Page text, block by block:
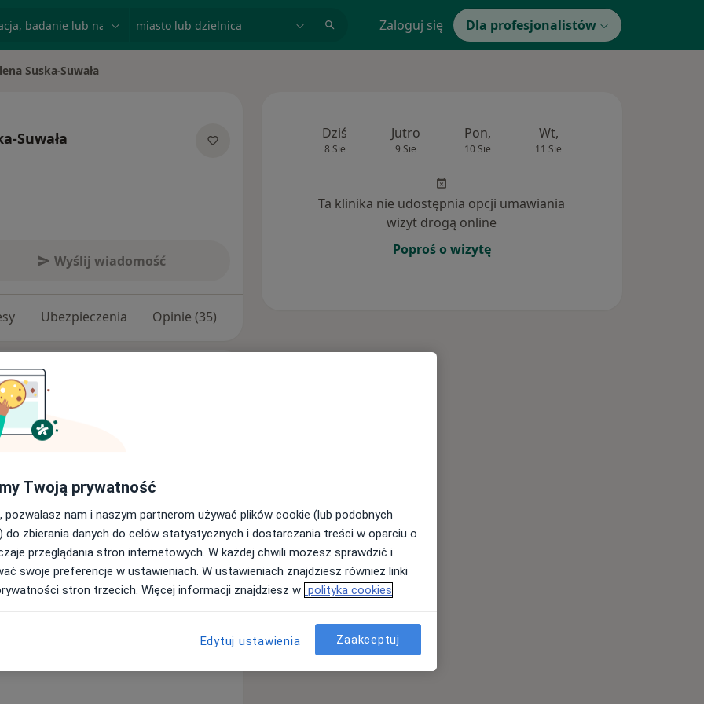
Zaloguj się Dla profesjonalistów
Suska-Suwała
Suwała
Wyślij wiadomość
Ubezpieczenia Opinie (35)
oraz terapeutką przygotowującą
na Rozwiązaniach,
Skoncentrowanych na
pedagożką.
oferuję osobom, które m.in.:
młodzieży oraz par, którzy
Dziś
8 Sie
Jutro
9 Sie
Pon,
10 Sie
Wt,
11 Sie
Ta klinika nie udostępnia opcji umawiania
wizyt drogą online
Poproś o wizytę
Twoją prywatność
pozwalasz nam i naszym partnerom używać plików cookie (lub podobnych
do zbierania danych do celów statystycznych i dostarczania treści w oparciu o
przeglądania stron internetowych. W każdej chwili możesz sprawdzić i
swoje preferencje w ustawieniach. W ustawieniach znajdziesz również linki
stron trzecich. Więcej informacji znajdziesz w polityka cookies
Edytuj ustawienia Zaakceptuj